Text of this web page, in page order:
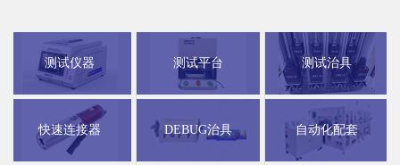
测试仪器 测试平台 测试治具
快速连接器 DEBUG治具 自动化配套